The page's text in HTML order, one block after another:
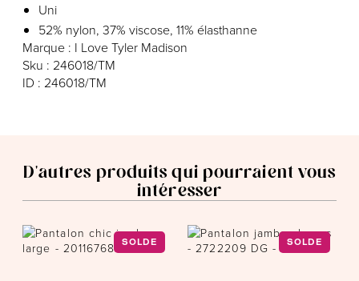
Uni
52% nylon, 37% viscose, 11% élasthanne
Marque : I Love Tyler Madison
Sku : 246018/TM
ID : 246018/TM
D'autres produits qui pourraient vous
intéresser
SOLDE SOLDE